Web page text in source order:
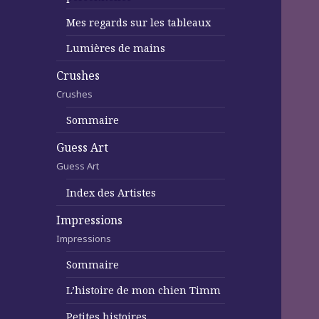
Mes regards sur les tableaux
Lumières de mains
Crushes
Crushes
Sommaire
Guess Art
Guess Art
Index des Artistes
Impressions
Impressions
Sommaire
L’histoire de mon chien Timm